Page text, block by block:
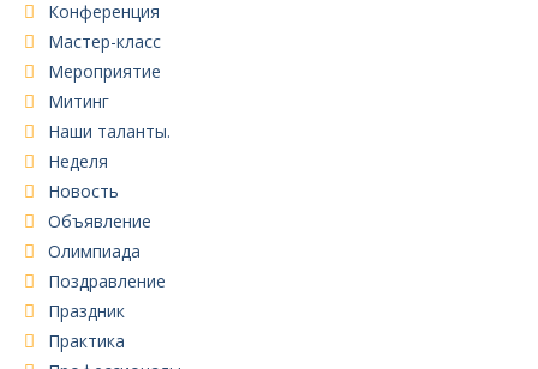
Конференция
Мастер-класс
Мероприятие
Митинг
Наши таланты.
Неделя
Новость
Объявление
Олимпиада
Поздравление
Праздник
Практика